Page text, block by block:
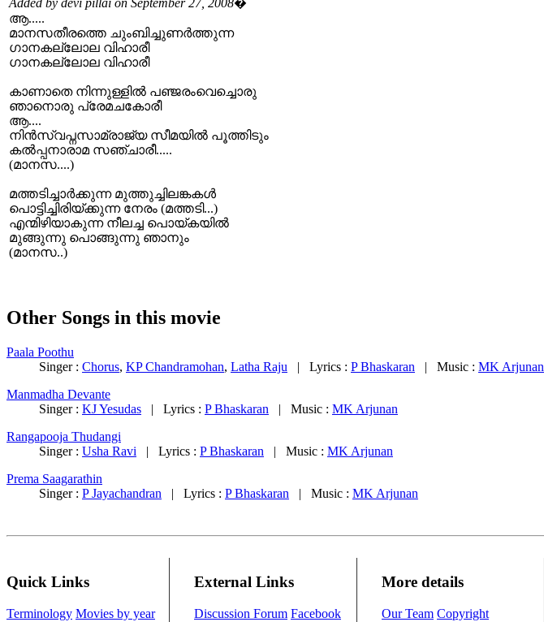
ആ.....
മാനസതീരത്തെ ചുംബിച്ചുണര്‍ത്തുന്ന
ഗാനകല്ലോല വിഹാരീ
ഗാനകല്ലോല വിഹാരീ
കാണാതെ നിന്നുള്ളില്‍ പഞ്ജരംവെച്ചൊരു
ഞാനൊരു പ്രേമചകോരീ
ആ....
നിന്‍സ്വപ്നസാമ്രാജ്യ സീമയില്‍ പൂത്തിടും
കല്‍പ്പനാരാമ സഞ്ചാരീ.....
(മാനസ....)
മത്തടിച്ചാര്‍ക്കുന്ന മുത്തുച്ചിലങ്കകള്‍
പൊട്ടിച്ചിരിയ്ക്കുന്ന നേരം (മത്തടി...)
എന്മിഴിയാകുന്ന നീലച്ച പൊയ്കയില്‍
മുങ്ങുന്നു പൊങ്ങുന്നു ഞാനും
(മാനസ..)
Other Songs in this movie
Paala Poothu
Singer : Chorus, KP Chandramohan, Latha Raju | Lyrics : P Bhaskaran | Music : MK Arjunan
Manmadha Devante
Singer : KJ Yesudas | Lyrics : P Bhaskaran | Music : MK Arjunan
Rangapooja Thudangi
Singer : Usha Ravi | Lyrics : P Bhaskaran | Music : MK Arjunan
Prema Saagarathin
Singer : P Jayachandran | Lyrics : P Bhaskaran | Music : MK Arjunan
Quick Links
Terminology Movies by year
External Links
Discussion Forum Facebook
More details
Our Team Copyright